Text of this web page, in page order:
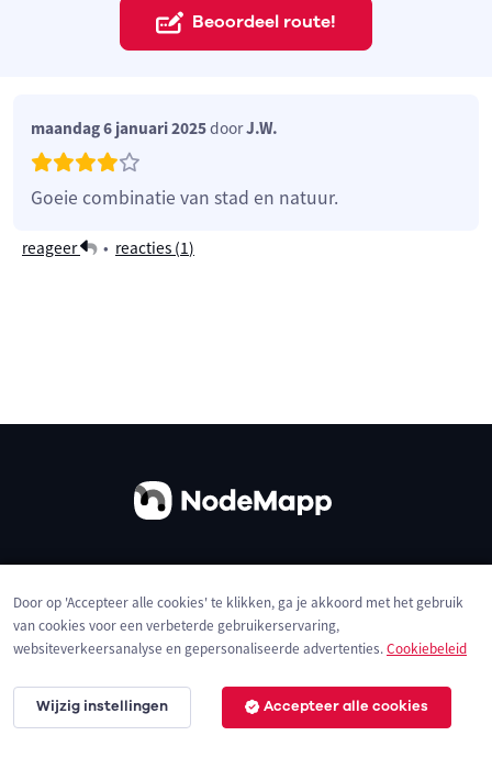
Beoordeel route!
maandag 6 januari 2025doorJ.W.
Goeie combinatie van stad en natuur.
reageer • reacties (1)
Privacybeleid Cookies
Door op 'Accepteer alle cookies' te klikken, ga je akkoord met het gebruik
van cookies voor een verbeterde gebruikerservaring,
websiteverkeersanalyse en gepersonaliseerde advertenties.Cookiebeleid
Wijzig instellingen Accepteer alle cookies